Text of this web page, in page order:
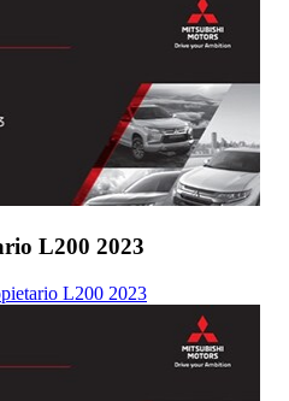
L200 2023
L200 2023